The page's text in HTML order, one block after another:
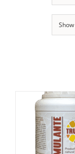
Show